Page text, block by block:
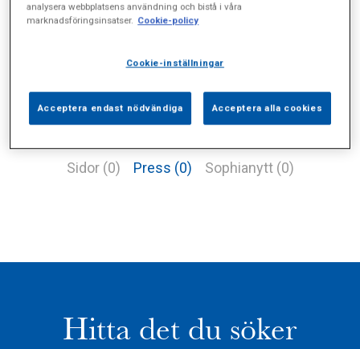
Sidor (0) Press (0) Sophianytt (0)
Hitta det du söker
analysera webbplatsens användning och bistå i våra
marknadsföringsinsatser. Cookie-policy
Cookie-inställningar
Acceptera endast nödvändiga Acceptera alla cookies